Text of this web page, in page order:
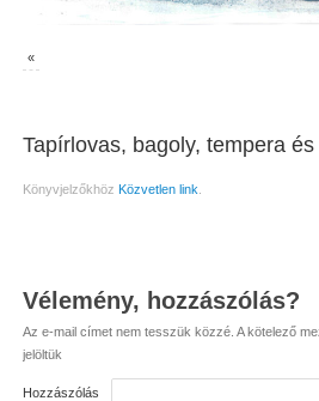
«
Tapírlovas, bagoly, tempera
Könyvjelzőkhöz Közvetlen link
Vélemény, hozzászólás?
Az e-mail címet nem tesszük közzé. A kötelező
jelöltük
Hozzászólás